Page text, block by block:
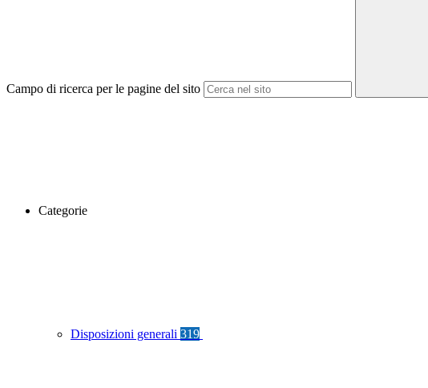
Campo di ricerca per le pagine del sito
Categorie
Disposizioni generali 319